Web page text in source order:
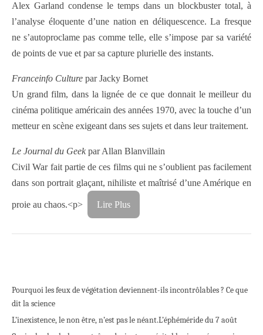
Alex Garland condense le temps dans un blockbuster total, à
l’analyse éloquente d’une nation en déliquescence. La fresque
ne s’autoproclame pas comme telle, elle s’impose par sa variété
de points de vue et par sa capture plurielle des instants.
Franceinfo Culture par Jacky Bornet
Un grand film, dans la lignée de ce que donnait le meilleur du
cinéma politique américain des années 1970, avec la touche d’un
metteur en scène exigeant dans ses sujets et dans leur traitement.
Le Journal du Geek par Allan Blanvillain
Civil War fait partie de ces films qui ne s’oublient pas facilement
dans son portrait glaçant, nihiliste et maîtrisé d’une Amérique en
proie au chaos.<p> Lire Plus
Pourquoi les feux de végétation deviennent-ils incontrôlables ? Ce que
dit la science
L’inexistence, le non être, n’est pas le néant.L’éphéméride du 7 août